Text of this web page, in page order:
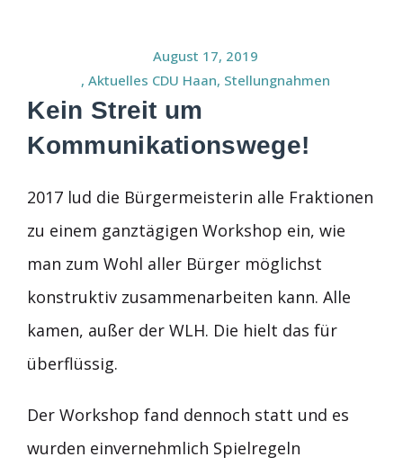
August 17, 2019
, Aktuelles CDU Haan, Stellungnahmen
Kein Streit um
Kommunikationswege!
2017 lud die Bürgermeisterin alle Fraktionen
zu einem ganztägigen Workshop ein, wie
man zum Wohl aller Bürger möglichst
konstruktiv zusammenarbeiten kann. Alle
kamen, außer der WLH. Die hielt das für
überflüssig.
Der Workshop fand dennoch statt und es
wurden einvernehmlich Spielregeln